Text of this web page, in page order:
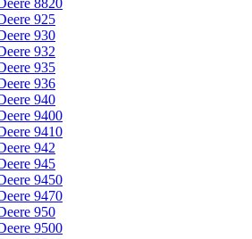
8820
925
930
932
935
936
940
9400
9410
942
945
9450
9470
950
9500